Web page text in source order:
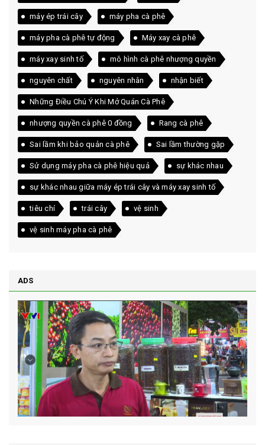
máy ép trái cây máy pha cà phê
máy pha cà phê tự động Máy xay cà phê
máy xay sinh tố mô hình cà phê nhượng quyền
nguyên chất nguyên nhân nhận biết
Những Điều Chú Ý Khi Mở Quán Cà Phê
nhượng quyền cà phê 0 đồng Rang cà phê
Sai lầm khi bảo quản cà phê Sai lầm thường gặp
Sử dụng máy pha cà phê hiệu quả sự khác nhau
sự khác nhau giữa máy ép trái cây và máy xay sinh tố
tiêu chí trái cây vệ sinh
vệ sinh máy pha cà phê
ADS